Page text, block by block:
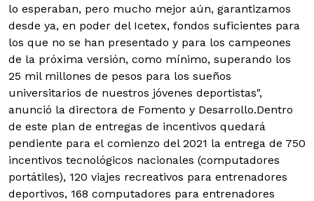
lo esperaban, pero mucho mejor aún, garantizamos
desde ya, en poder del Icetex, fondos suficientes para
los que no se han presentado y para los campeones
de la próxima versión, como mínimo, superando los
25 mil millones de pesos para los sueños
universitarios de nuestros jóvenes deportistas",
anunció la directora de Fomento y Desarrollo.Dentro
de este plan de entregas de incentivos quedará
pendiente para el comienzo del 2021 la entrega de 750
incentivos tecnológicos nacionales (computadores
portátiles), 120 viajes recreativos para entrenadores
deportivos, 168 computadores para entrenadores